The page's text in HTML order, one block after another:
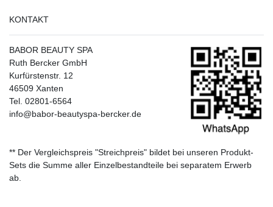
KONTAKT
BABOR BEAUTY SPA
Ruth Bercker GmbH
Kurfürstenstr. 12
46509 Xanten
Tel. 02801-6564
info@babor-beautyspa-bercker.de
** Der Vergleichspreis "Streichpreis" bildet bei unseren Produkt-
Sets die Summe aller Einzelbestandteile bei separatem Erwerb
ab.